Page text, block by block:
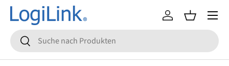
Direkt zum Inhalt
Suchen
Suchen
Einloggen
Menü